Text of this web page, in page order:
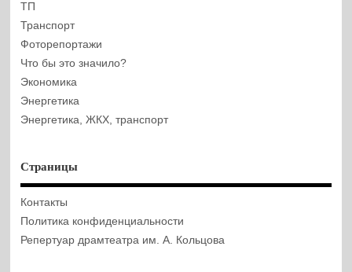
ТП
Транспорт
Фоторепортажи
Что бы это значило?
Экономика
Энергетика
Энергетика, ЖКХ, транспорт
Страницы
Контакты
Политика конфиденциальности
Репертуар драмтеатра им. А. Кольцова